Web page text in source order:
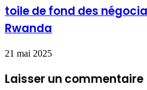
toile de fond des
Rwanda
21 mai 2025
Laisser un commentaire